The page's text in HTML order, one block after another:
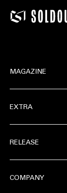
MAGAZINE
EXTRA
RELEASE
COMPANY